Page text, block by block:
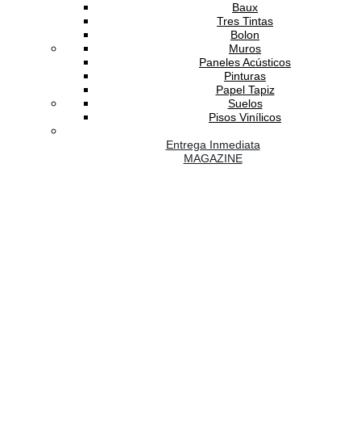
Baux
Tres Tintas
Bolon
Muros
Paneles Acústicos
Pinturas
Papel Tapiz
Suelos
Pisos Vinílicos
Entrega Inmediata
MAGAZINE